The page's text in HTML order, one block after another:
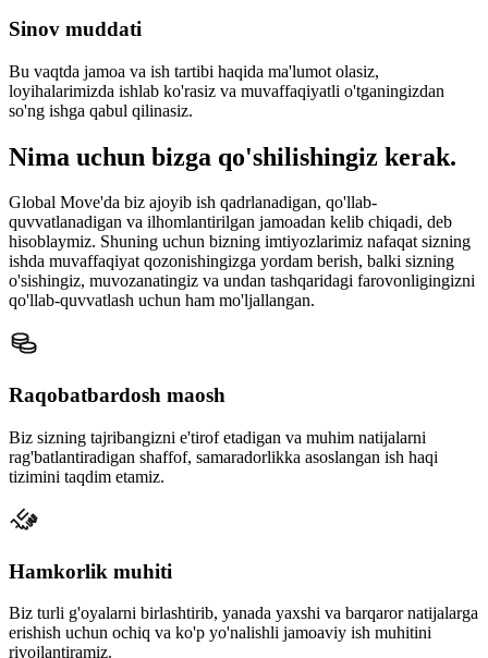
Sinov muddati
Bu vaqtda jamoa va ish tartibi haqida ma'lumot olasiz,
loyihalarimizda ishlab ko'rasiz va muvaffaqiyatli o'tganingizdan
so'ng ishga qabul qilinasiz.
Nima uchun bizga qo'shilishingiz kerak.
Global Move'da biz ajoyib ish qadrlanadigan, qo'llab-
quvvatlanadigan va ilhomlantirilgan jamoadan kelib chiqadi, deb
hisoblaymiz. Shuning uchun bizning imtiyozlarimiz nafaqat sizning
ishda muvaffaqiyat qozonishingizga yordam berish, balki sizning
o'sishingiz, muvozanatingiz va undan tashqaridagi farovonligingizni
qo'llab-quvvatlash uchun ham mo'ljallangan.
Raqobatbardosh maosh
Biz sizning tajribangizni e'tirof etadigan va muhim natijalarni
rag'batlantiradigan shaffof, samaradorlikka asoslangan ish haqi
tizimini taqdim etamiz.
Hamkorlik muhiti
Biz turli g'oyalarni birlashtirib, yanada yaxshi va barqaror natijalarga
erishish uchun ochiq va ko'p yo'nalishli jamoaviy ish muhitini
rivojlantiramiz.